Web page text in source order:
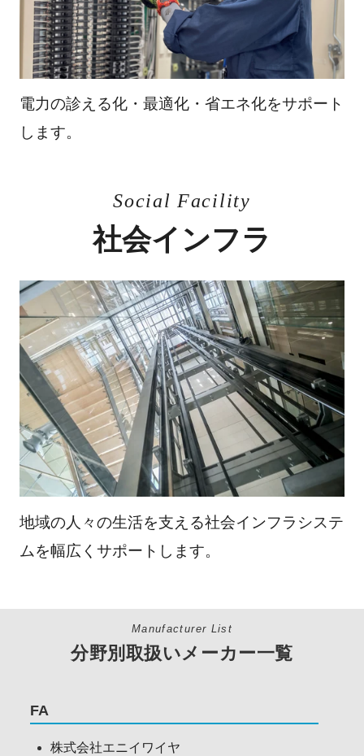
電力の診える化・最適化・省エネ化をサポート
します。
Social Facility
社会インフラ
地域の人々の生活を支える社会インフラシステ
ムを幅広くサポートします。
Manufacturer List
分野別取扱いメーカー一覧
FA
株式会社エニイワイヤ